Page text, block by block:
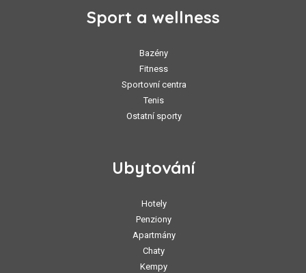
Sport a wellness
Bazény
Fitness
Sportovní centra
Tenis
Ostatní sporty
Ubytování
Hotely
Penziony
Apartmány
Chaty
Kempy